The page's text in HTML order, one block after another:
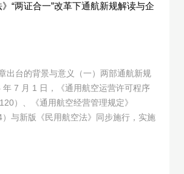
“两证合一”改革下通航新规解读与企
出台的背景与意义（一）两部通航新规
年 7 月 1 日，《通用航空运营许可程序
）、《通用航空经营管理规定》
）与新版《民用航空法》同步施行，实施